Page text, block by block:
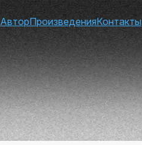
АвторПроизведенияКонтакты